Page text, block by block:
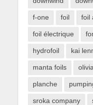
f-one foil foil
foil électrique
hydrofoil kai
manta foils
planche
sroka company